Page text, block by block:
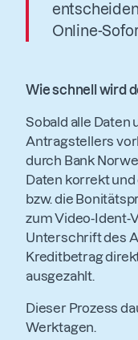
Online-
Wie schnell wird
Sobald alle Daten
Antragstellers
durch Bank
Daten korrekt
bzw. die
zum Video-Ident-
Unterschrift des
Kreditbetrag
ausgezahlt.
Dieser Prozess
Werktagen.